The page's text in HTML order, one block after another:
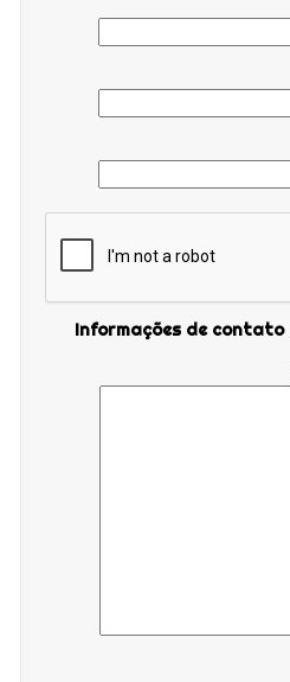
Informações de